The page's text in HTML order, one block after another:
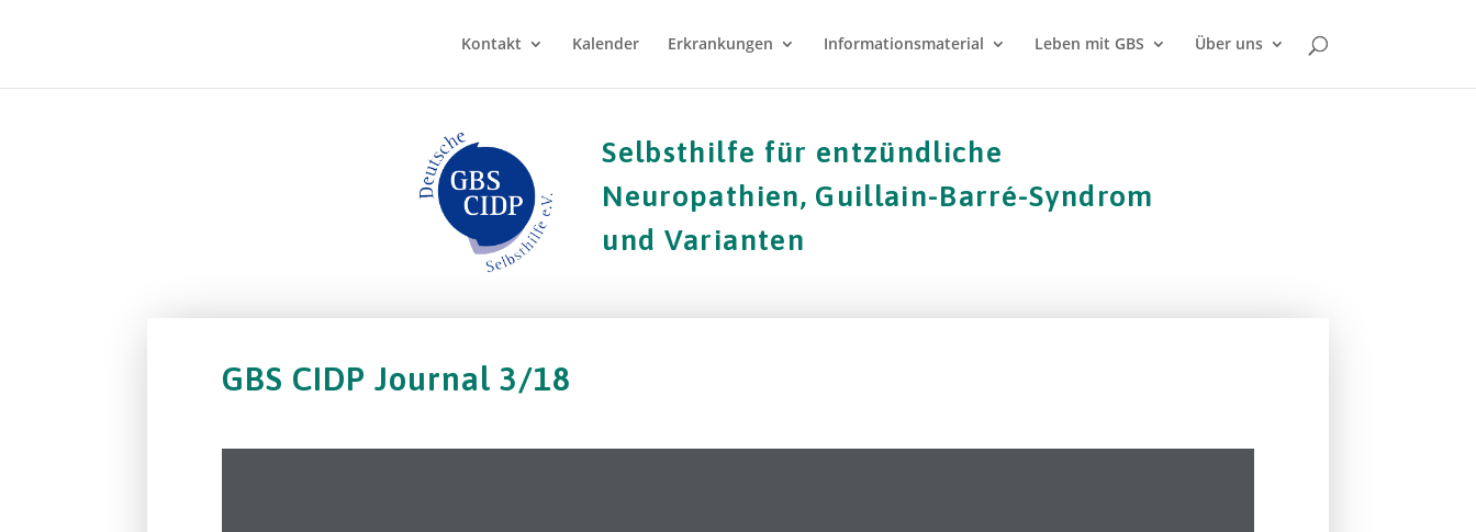
Kontakt Kalender Erkrankungen Informationsmaterial Leben mit GBS Über uns
Selbsthilfe für entzündliche
Neuropathien, Guillain-Barré-Syndrom
und Varianten
GBS CIDP Journal 3/18